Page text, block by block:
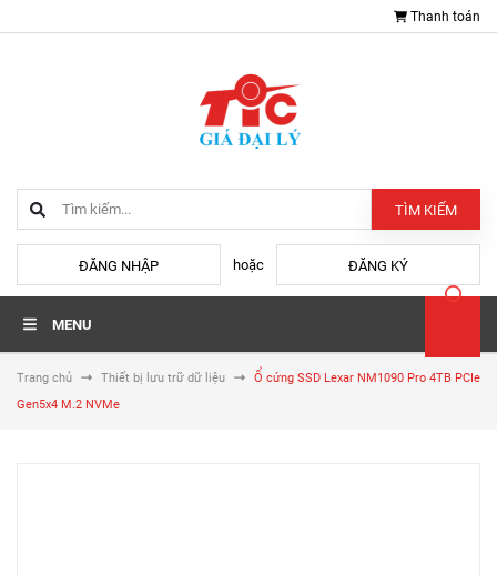
Thanh toán
TÌM KIẾM
ĐĂNG NHẬP hoặc ĐĂNG KÝ
MENU
Trang chủ Thiết bị lưu trữ dữ liệu
Ổ cứng SSD Lexar NM1090 Pro 4TB PCIe
Gen5x4 M.2 NVMe